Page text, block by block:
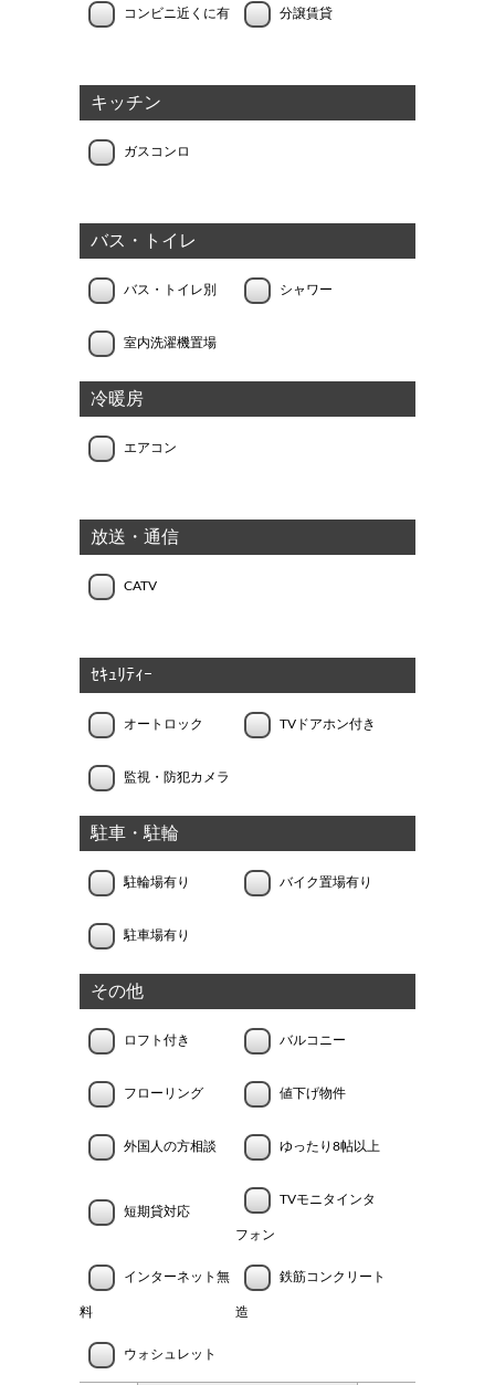
コンビニ近くに有 分譲賃貸
キッチン
ガスコンロ
バス・トイレ
バス・トイレ別 シャワー
室内洗濯機置場
冷暖房
エアコン
放送・通信
CATV
ｾｷｭﾘﾃｨｰ
オートロック TVドアホン付き
監視・防犯カメラ
駐車・駐輪
駐輪場有り バイク置場有り
駐車場有り
その他
ロフト付き バルコニー
フローリング 値下げ物件
外国人の方相談 ゆったり8帖以上
短期貸対応
TVモニタインタ
フォン
インターネット無
料
鉄筋コンクリート
造
ウォシュレット